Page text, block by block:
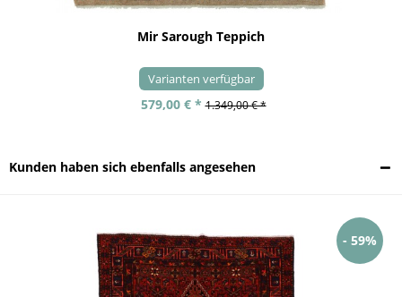
Mir Sarough Teppich
Varianten verfügbar
579,00 € * 1.349,00 € *
Kunden haben sich ebenfalls angesehen
- 59%